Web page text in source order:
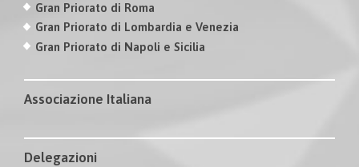
Gran Priorato di Roma
Gran Priorato di Lombardia e Venezia
Gran Priorato di Napoli e Sicilia
Associazione Italiana
Delegazioni